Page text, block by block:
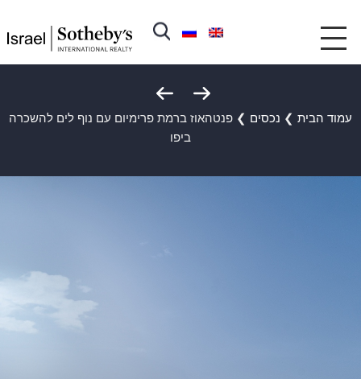
עמוד הבית ❯ נכסים ❯ פנטהאוז ברמת פרימיום עם נוף לים להשכרה
ביפו